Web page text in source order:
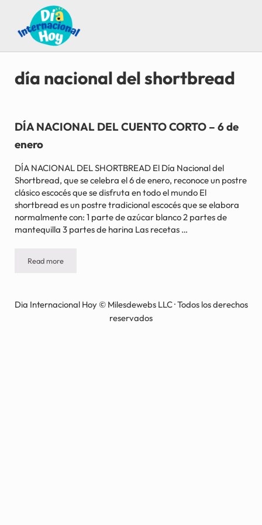
Saltar al contenido principal
Skip to after header navigation
Skip to site footer
Día Internacional Hoy
Guía para saber qué día internacional es hoy
día nacional del shortbread
DÍA NACIONAL DEL CUENTO CORTO – 6 de
enero
DÍA NACIONAL DEL SHORTBREAD El Día Nacional del
Shortbread, que se celebra el 6 de enero, reconoce un postre
clásico escocés que se disfruta en todo el mundo El
shortbread es un postre tradicional escocés que se elabora
normalmente con: 1 parte de azúcar blanco 2 partes de
mantequilla 3 partes de harina Las recetas …
Read moreDÍA NACIONAL DEL CUENTO CORTO – 6 de enero
Dia Internacional Hoy © Milesdewebs LLC · Todos los derechos
reservados